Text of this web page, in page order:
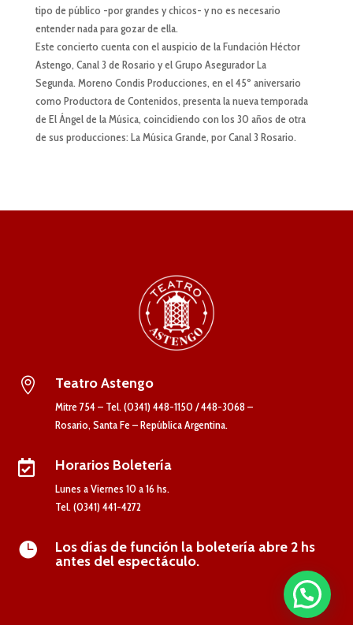
tipo de público -por grandes y chicos- y no es necesario
entender nada para gozar de ella.
Este concierto cuenta con el auspicio de la Fundación Héctor
Astengo, Canal 3 de Rosario y el Grupo Asegurador La
Segunda. Moreno Condis Producciones, en el 45º aniversario
como Productora de Contenidos, presenta la nueva temporada
de El Ángel de la Música, coincidiendo con los 30 años de otra
de sus producciones: La Música Grande, por Canal 3 Rosario.
 Teatro Astengo
Mitre 754 – Tel. (0341) 448-1150 / 448-3068 –
Rosario, Santa Fe – República Argentina.
 Horarios Boletería
Lunes a Viernes 10 a 16 hs.
Tel. (0341) 441-4272

Los días de función la boletería abre 2 hs
antes del espectáculo.